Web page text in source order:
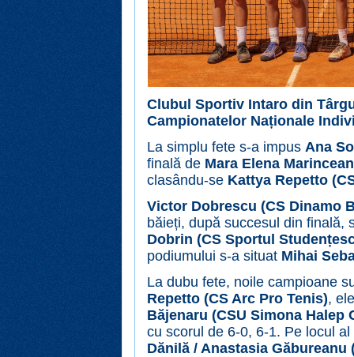
Clubul Sportiv Intaro din
Campionatelor Naționale
La simplu fete s-a impusAna
finală de Mara Elena
clasându-se Kattya Repetto
Victor Dobrescu (CS Dinamo
băieți, după succesul din
Dobrin (CS Sportul
podiumului s-a situat Mihai
La dubu fete, noile campioane
Repetto (CS Arc Pro Tenis),
Băjenaru (CSU Simona Halep
cu scorul de 6-0, 6-1. Pe locul
Dănilă / Anastasia